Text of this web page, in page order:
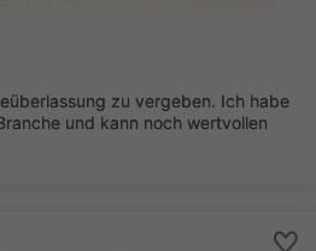
zu vergeben. Ich habe
und kann noch wertvollen